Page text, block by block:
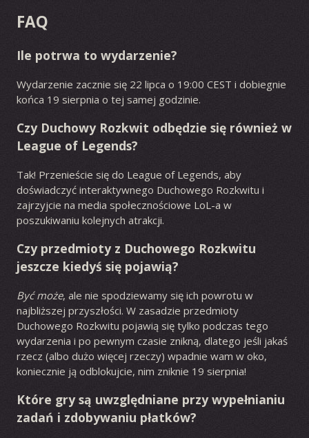
FAQ
Ile potrwa to wydarzenie?
Wydarzenie zacznie się 22 lipca o 19:00 CEST i dobiegnie
końca 19 sierpnia o tej samej godzinie.
Czy Duchowy Rozkwit odbędzie się również w
League of Legends?
Tak! Przenieście się do League of Legends, aby
doświadczyć interaktywnego Duchowego Rozkwitu i
zajrzyjcie na media społecznościowe LoL-a w
poszukiwaniu kolejnych atrakcji.
Czy przedmioty z Duchowego Rozkwitu
jeszcze kiedyś się pojawią?
Być może, ale nie spodziewamy się ich powrotu w
najbliższej przyszłości. W zasadzie przedmioty
Duchowego Rozkwitu pojawią się tylko podczas tego
wydarzenia i po pewnym czasie znikną, dlatego jeśli jakaś
rzecz (albo dużo więcej rzeczy) wpadnie wam w oko,
koniecznie ją odblokujcie, nim zniknie 19 sierpnia!
Które gry są uwzględniane przy wypełnianiu
zadań i zdobywaniu płatków?